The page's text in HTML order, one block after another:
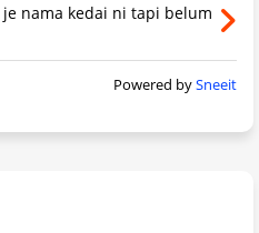
nama kedai ni tapi belum
Powered bySneeit